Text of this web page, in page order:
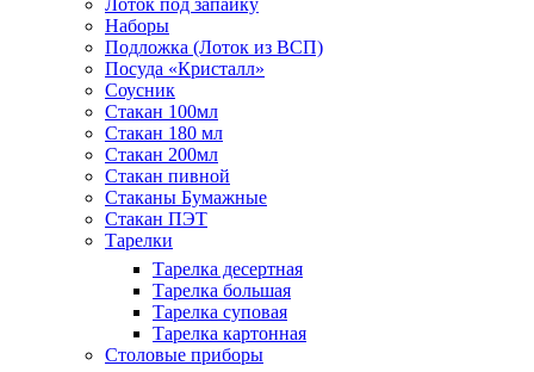
Лоток под запайку
Наборы
Подложка (Лоток из ВСП)
Посуда «Кристалл»
Соусник
Стакан 100мл
Стакан 180 мл
Стакан 200мл
Стакан пивной
Стаканы Бумажные
Стакан ПЭТ
Тарелки
Тарелка десертная
Тарелка большая
Тарелка суповая
Тарелка картонная
Столовые приборы